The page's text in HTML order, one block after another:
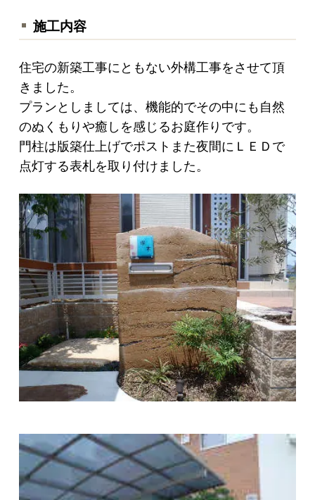
施工内容
住宅の新築工事にともない外構工事をさせて頂
きました。
プランとしましては、機能的でその中にも自然
のぬくもりや癒しを感じるお庭作りです。
門柱は版築仕上げでポストまた夜間にＬＥＤで
点灯する表札を取り付けました。